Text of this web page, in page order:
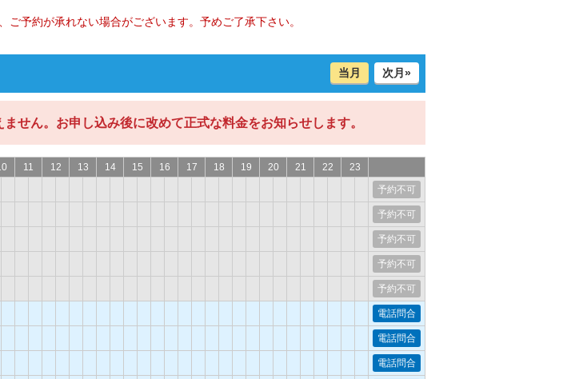
予約が承れない場合がございます。予めご了承下さい。
当月 次月»
せん。お申し込み後に改めて正式な料金をお知らせします。
11 12 13 14 15 16 17 18 19 20 21 22
23
予約不可
予約不可
予約不可
予約不可
予約不可
電話問合
電話問合
電話問合